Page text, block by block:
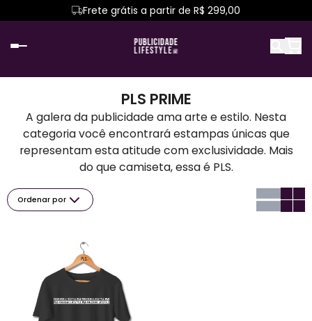
Frete grátis a partir de R$ 299,00
PLS PRIME
A galera da publicidade ama arte e estilo. Nesta
categoria você encontrará estampas únicas que
representam esta atitude com exclusividade. Mais
do que camiseta, essa é PLS.
Ordenar por